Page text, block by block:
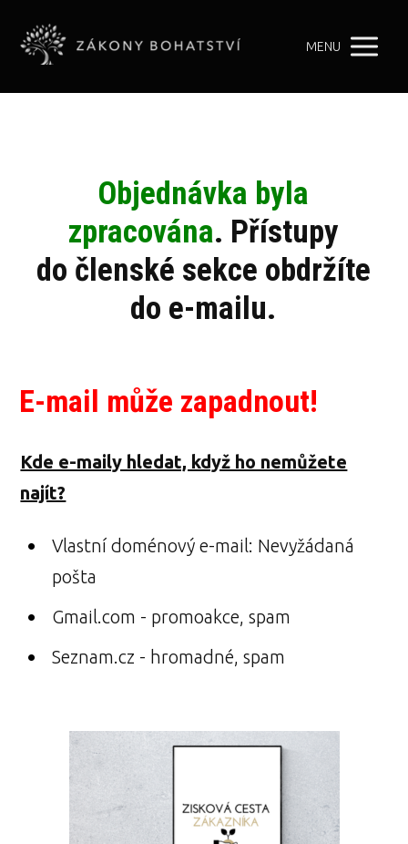
MENU
Objednávka byla
zpracována. Přístupy
do členské sekce obdržíte
do e-mailu.
E-mail může zapadnout!
Kde e-maily hledat, když ho nemůžete
najít?
Vlastní doménový e-mail: Nevyžádaná
pošta
Gmail.com - promoakce, spam
Seznam.cz - hromadné, spam